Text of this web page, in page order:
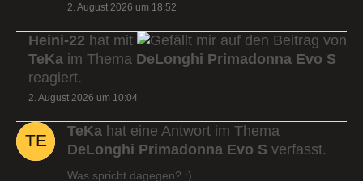
2. August 2026 um 18:52
Heini-22 hat mit
auf den Beitrag von
TeKa im Thema DeLonghi Primadonna Evo S
reagiert.
2. August 2026 um 10:04
TeKa hat eine Antwort im Thema
DeLonghi Primadonna Evo S verfasst.
Was spricht dagegen? :)